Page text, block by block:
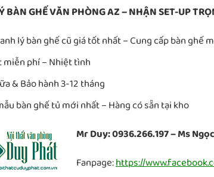
BÀN GHẾ VĂN PHÒNG AZ – NHẬN SET-UP
lý bàn ghế cũ giá tốt nhất – Cung cấp bàn ghế
miễn phí – Nhiệt tình
& Bảo hành 3-12 tháng
bàn ghế tủ mới nhất – Hàng có sẵn tại kho
Mr Duy: 0936.266.197 – Ms
Fanpage:https://